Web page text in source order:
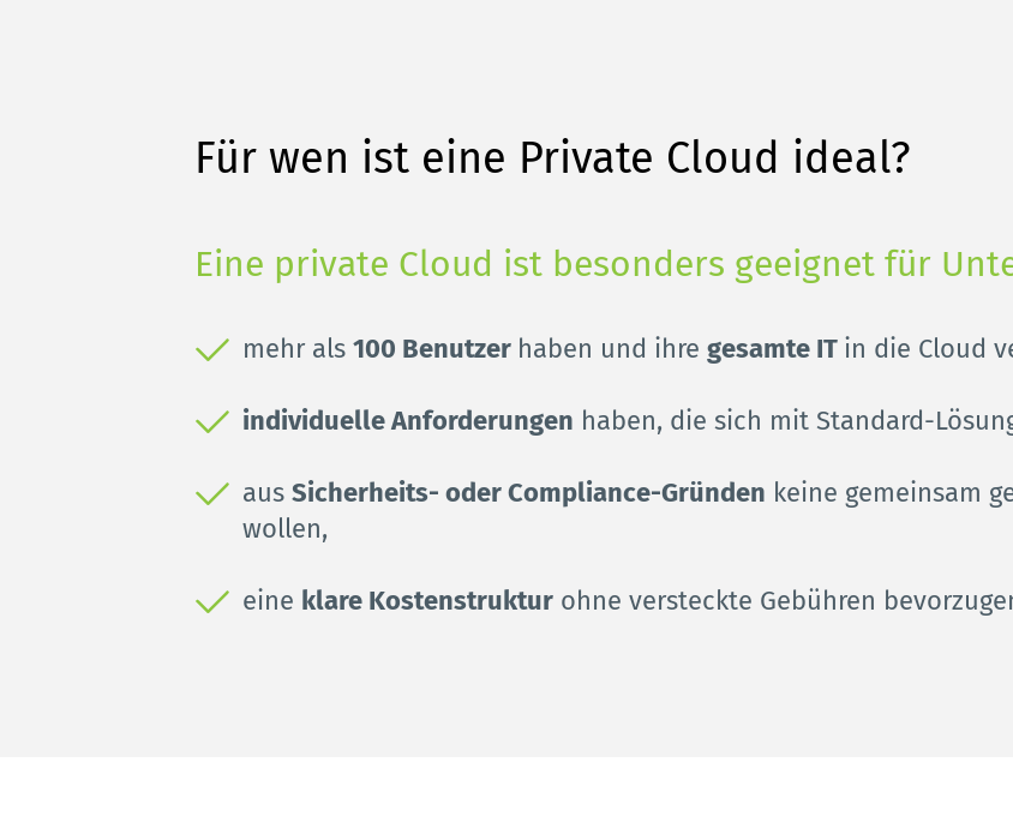
Für wen ist eine Private Cloud ideal?
Eine private Cloud ist besonders geeignet für
mehr als 100 Benutzer haben und ihre gesamte IT in die Cloud
individuelle Anforderungen haben, die sich mit Standard-
aus Sicherheits- oder Compliance-Gründen keine gemeinsam
wollen,
eine klare Kostenstruktur ohne versteckte Gebühren